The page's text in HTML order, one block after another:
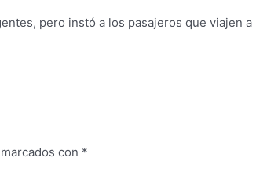
pero instó a los pasajeros que viajen a
con *